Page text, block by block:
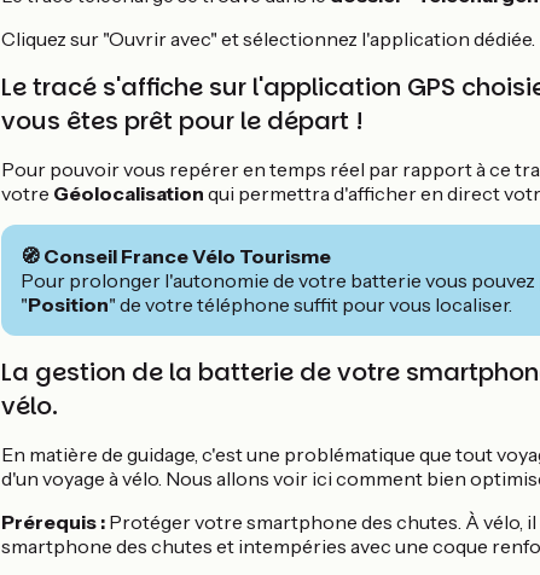
Cliquez sur "Ouvrir avec" et sélectionnez l'application dédiée.
Le tracé s'affiche sur l'application GPS
vous êtes prêt pour le départ !
Pour pouvoir vous repérer en temps réel par rapport à ce
votre Géolocalisation qui permettra d'afficher en direct
🧭 Conseil France Vélo Tourisme
Pour prolonger l'autonomie de votre batterie vous pouvez
"Position" de votre téléphone suffit pour vous localiser.
La gestion de la batterie de votre
vélo.
En matière de guidage, c'est une problématique que tout
d'un voyage à vélo. Nous allons voir ici comment bien
Prérequis : Protéger votre smartphone des chutes. À vélo,
smartphone des chutes et intempéries avec une coque